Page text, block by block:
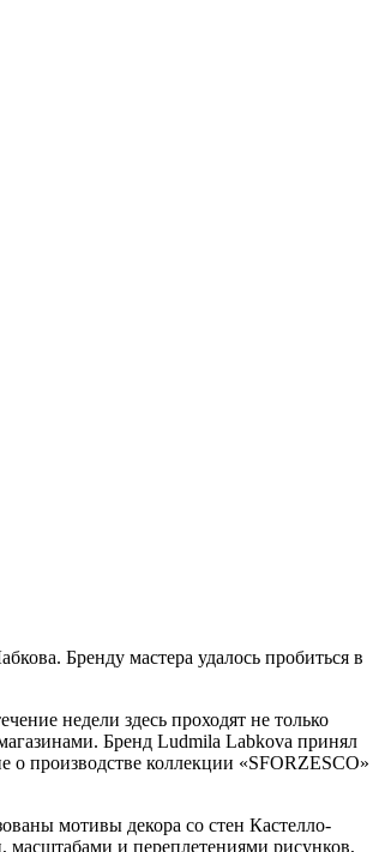
Бренду мастера удалось пробиться в
недели здесь проходят не только
Бренд Ludmila Labkova принял
о производстве коллекции «SFORZESCO»
мотивы декора со стен Кастелло-
масштабами и переплетениями рисунков,